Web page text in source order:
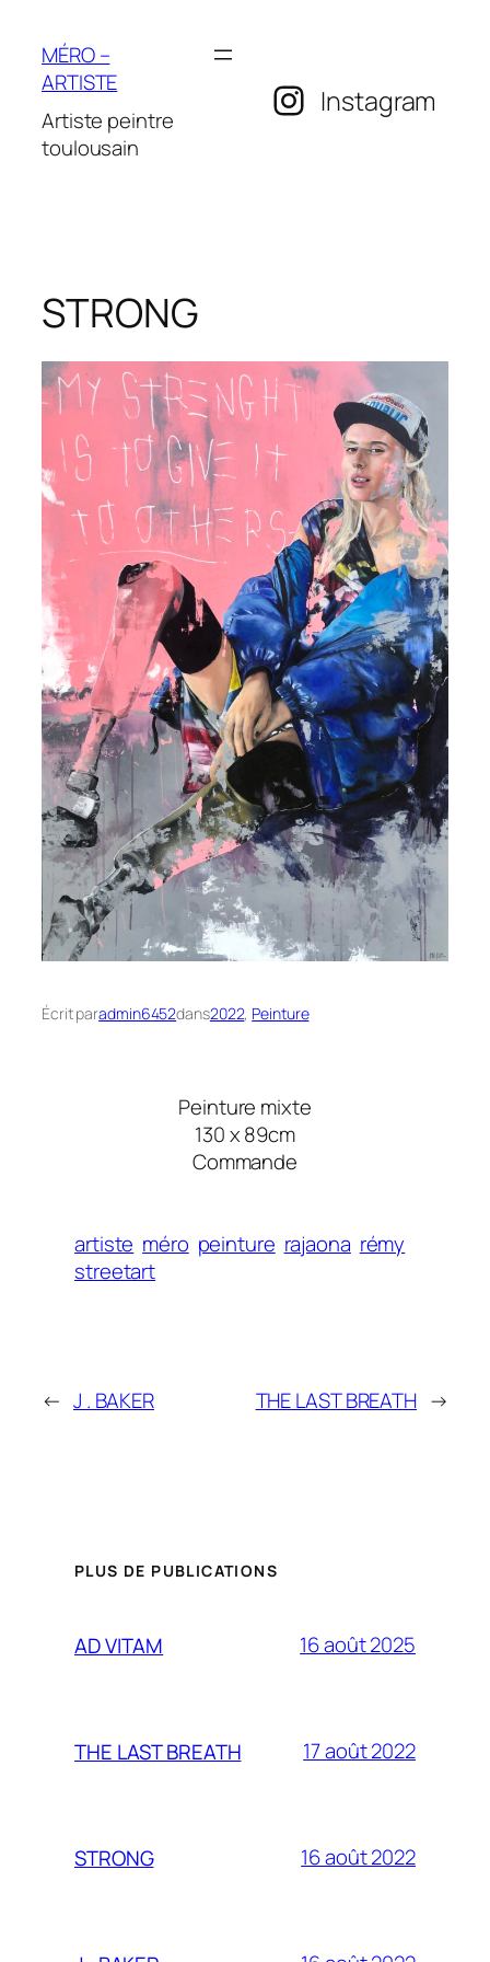
contenu
MÉRO –
ARTISTE
Artiste peintre
toulousain
Instagram
STRONG
Écrit paradmin6452dans2022, Peinture
Peinture mixte
130 x 89cm
Commande
artiste méro peinture rajaona rémy
streetart
← J . BAKER THE LAST BREATH →
PLUS DE PUBLICATIONS
AD VITAM 16 août 2025
THE LAST BREATH 17 août 2022
STRONG 16 août 2022